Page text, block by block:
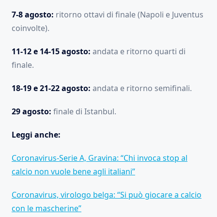
7-8 agosto: ritorno ottavi di finale (Napoli e Juventus
coinvolte).
11-12 e 14-15 agosto: andata e ritorno quarti di
finale.
18-19 e 21-22 agosto: andata e ritorno semifinali.
29 agosto: finale di Istanbul.
Leggi anche:
Coronavirus-Serie A, Gravina: “Chi invoca stop al
calcio non vuole bene agli italiani”
Coronavirus, virologo belga: “Si può giocare a calcio
con le mascherine”